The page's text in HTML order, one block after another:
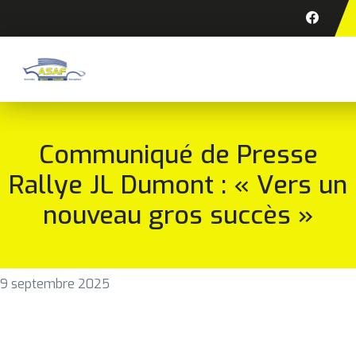
Communiqué de Presse
Rallye JL Dumont : « Vers un
nouveau gros succès »
9 septembre 2025